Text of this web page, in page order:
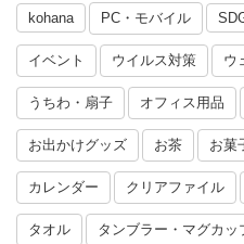
kohana PC・モバイル
イベント ウイルス対策 ウ
うちわ・扇子 オフィス用品
お出かけグッズ お茶 お菓
カレンダー クリアファイル
タオル タンブラー・マグカッ